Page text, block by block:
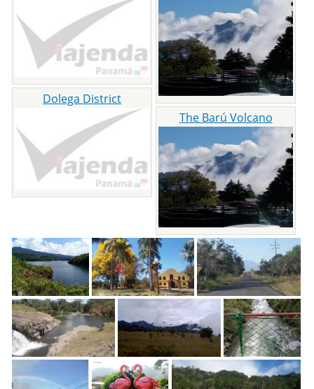
Dolega District
The Barú Volcano